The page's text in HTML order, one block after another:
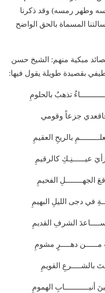
وطهر رمسه) وقد ذكرنا
المسماة بالحق الواضح
مبكية منهم: الشيخ حسن
بقصيدة طويلة يقول فيها:
تذهبُ بالحلومِ
جزعاً وقومي
بالريحِ العقيمِ
عيـــــنِـكِ كالرقيمِ
الفحيمِ
في دجى الليلِ البهيمِ
الشرفِ القديمِ
مـــــن دهــــرٍ مشومِ
بالشــــرعِ القويمِ
الهمومِ